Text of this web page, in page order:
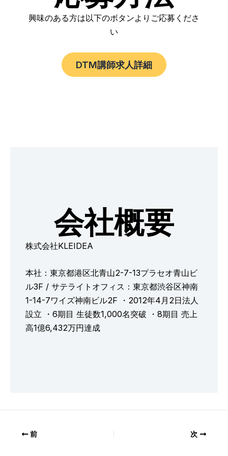
興味のある方は以下のボタンよりご応募くださ
い
DTM講師求人詳細
会社概要
株式会社KLEIDEA
本社：東京都港区北青山2-7-13プラセオ青山ビ
ル3F / サテライトオフィス：東京都渋谷区神南
1-14-7ワイズ神南ビル2F ・2012年4月2日法人
設立 ・6期目 生徒数1,000名突破 ・8期目 売上
高1億6,432万円達成
前 次